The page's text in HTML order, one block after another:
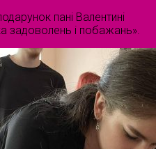
пані Валентині
задоволень і побажань».